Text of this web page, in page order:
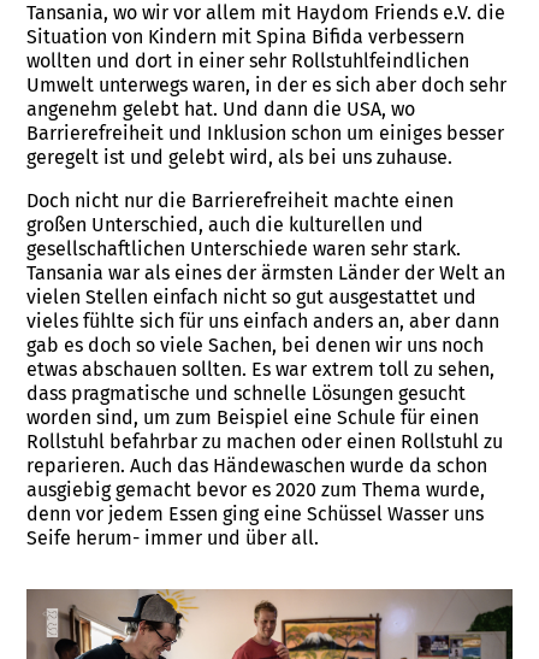
Tansania, wo wir vor allem mit Haydom Friends e.V. die
Situation von Kindern mit Spina Bifida verbessern
wollten und dort in einer sehr Rollstuhlfeindlichen
Umwelt unterwegs waren, in der es sich aber doch sehr
angenehm gelebt hat. Und dann die USA, wo
Barrierefreiheit und Inklusion schon um einiges besser
geregelt ist und gelebt wird, als bei uns zuhause.
Doch nicht nur die Barrierefreiheit machte einen
großen Unterschied, auch die kulturellen und
gesellschaftlichen Unterschiede waren sehr stark.
Tansania war als eines der ärmsten Länder der Welt an
vielen Stellen einfach nicht so gut ausgestattet und
vieles fühlte sich für uns einfach anders an, aber dann
gab es doch so viele Sachen, bei denen wir uns noch
etwas abschauen sollten. Es war extrem toll zu sehen,
dass pragmatische und schnelle Lösungen gesucht
worden sind, um zum Beispiel eine Schule für einen
Rollstuhl befahrbar zu machen oder einen Rollstuhl zu
reparieren. Auch das Händewaschen wurde da schon
ausgiebig gemacht bevor es 2020 zum Thema wurde,
denn vor jedem Essen ging eine Schüssel Wasser uns
Seife herum- immer und über all.